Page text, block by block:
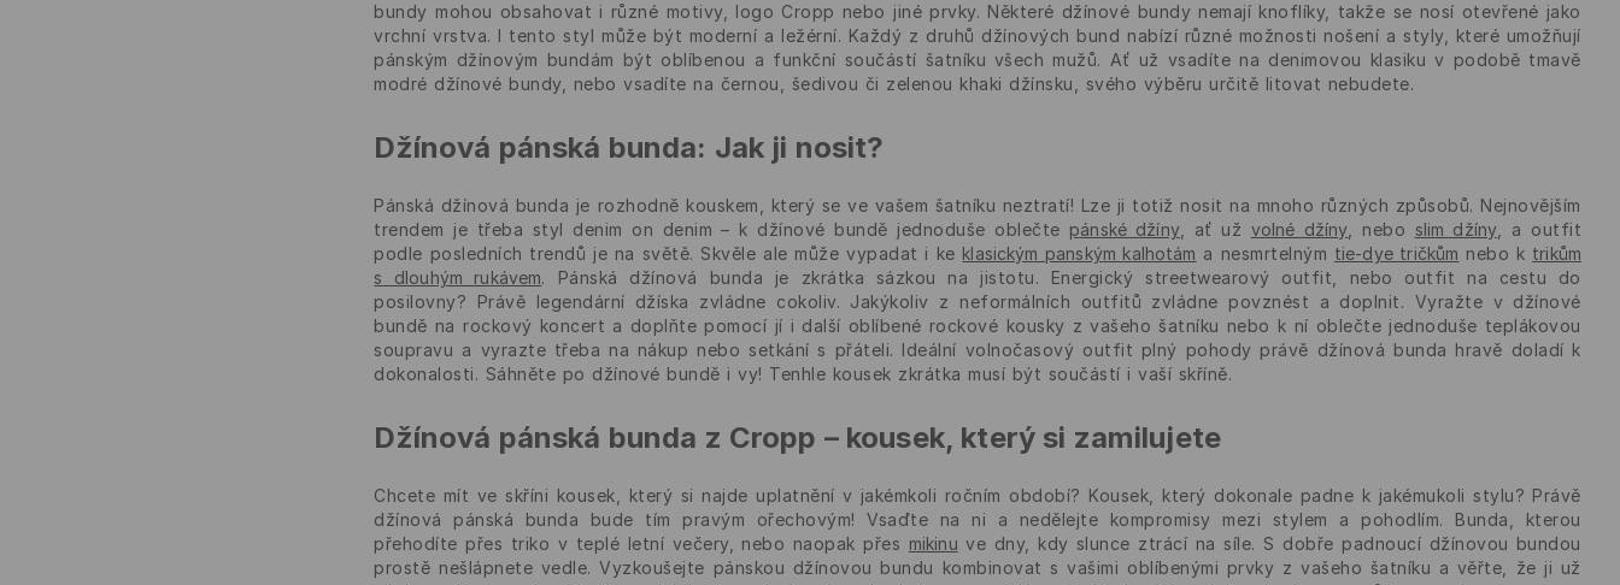
bundy mohou obsahovat i různé motivy, logo Cropp nebo jiné prvky. Některé džínové bundy nemají knoflíky, takže se nosí otevřené jako
vrchní vrstva. I tento styl může být moderní a ležérní. Každý z druhů džínových bund nabízí různé možnosti nošení a styly, které umožňují
pánským džínovým bundám být oblíbenou a funkční součástí šatníku všech mužů. Ať už vsadíte na denimovou klasiku v podobě tmavě
modré džínové bundy, nebo vsadíte na černou, šedivou či zelenou khaki džínsku, svého výběru určitě litovat nebudete.
Džínová pánská bunda: Jak ji nosit?
Pánská džínová bunda je rozhodně kouskem, který se ve vašem šatníku neztratí! Lze ji totiž nosit na mnoho různých způsobů. Nejnovějším
trendem je třeba styl denim on denim – k džínové bundě jednoduše oblečte pánské džíny, ať už volné džíny , nebo slim džíny , a outfit
podle posledních trendů je na světě. Skvěle ale může vypadat i ke klasickým panským kalhotám a nesmrtelným tie-dye tričkům nebo k trikům
s dlouhým rukávem. Pánská džínová bunda je zkrátka sázkou na jistotu. Energický streetwearový outfit, nebo outfit na cestu do
posilovny? Právě legendární džíska zvládne cokoliv. Jakýkoliv z neformálních outfitů zvládne povznést a doplnit. Vyražte v džínové
bundě na rockový koncert a doplňte pomocí jí i další oblíbené rockové kousky z vašeho šatníku nebo k ní oblečte jednoduše teplákovou
soupravu a vyrazte třeba na nákup nebo setkání s přáteli. Ideální volnočasový outfit plný pohody právě džínová bunda hravě doladí k
dokonalosti. Sáhněte po džínové bundě i vy! Tenhle kousek zkrátka musí být součástí i vaší skříně.
Džínová pánská bunda z Cropp – kousek, který si zamilujete
Chcete mít ve skříni kousek, který si najde uplatnění v jakémkoli ročním období? Kousek, který dokonale padne k jakémukoli stylu? Právě
džínová pánská bunda bude tím pravým ořechovým! Vsaďte na ni a nedělejte kompromisy mezi stylem a pohodlím. Bunda, kterou
přehodíte přes triko v teplé letní večery, nebo naopak přes mikinu ve dny, kdy slunce ztrácí na síle. S dobře padnoucí džínovou bundou
prostě nešlápnete vedle. Vyzkoušejte pánskou džínovou bundu kombinovat s vašimi oblíbenými prvky z vašeho šatníku a věřte, že ji už